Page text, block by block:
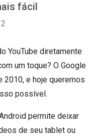
fácil
YouTube diretamente
um toque? O Google
2010, e hoje queremos
possível.
permite deixar
de seu tablet ou